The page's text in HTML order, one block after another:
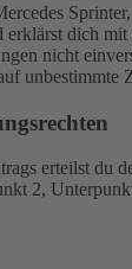
erklärst dich
nicht
unbestimmte
erteilst du
2,